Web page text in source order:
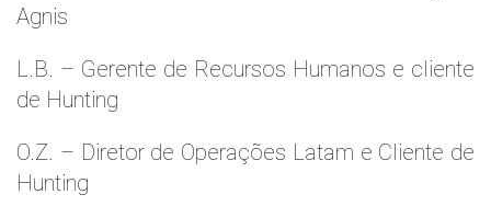
Agnis
L.B. – Gerente de Recursos Humanos e cliente
de Hunting
O.Z. – Diretor de Operações Latam e Cliente de
Hunting